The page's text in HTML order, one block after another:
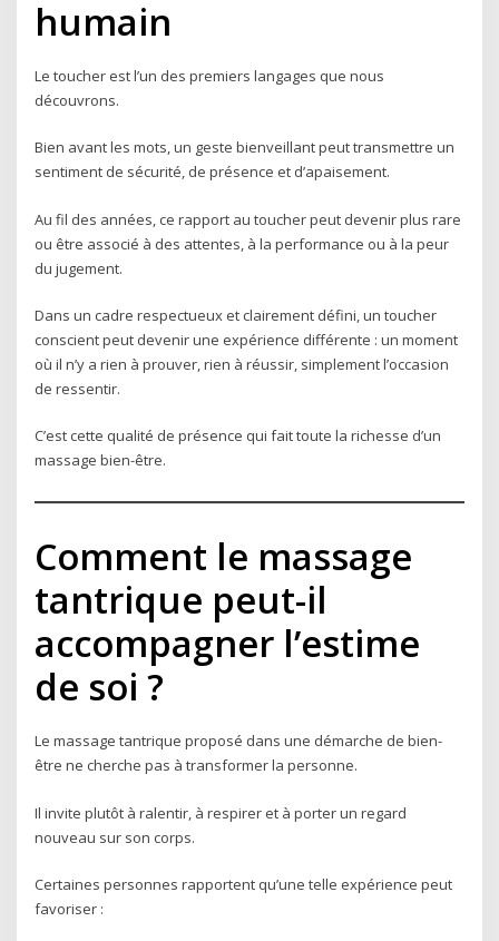
humain
Le toucher est l’un des premiers langages que nous
découvrons.
Bien avant les mots, un geste bienveillant peut transmettre un
sentiment de sécurité, de présence et d’apaisement.
Au fil des années, ce rapport au toucher peut devenir plus rare
ou être associé à des attentes, à la performance ou à la peur
du jugement.
Dans un cadre respectueux et clairement défini, un toucher
conscient peut devenir une expérience différente : un moment
où il n’y a rien à prouver, rien à réussir, simplement l’occasion
de ressentir.
C’est cette qualité de présence qui fait toute la richesse d’un
massage bien-être.
Comment le massage
tantrique peut-il
accompagner l’estime
de soi ?
Le massage tantrique proposé dans une démarche de bien-
être ne cherche pas à transformer la personne.
Il invite plutôt à ralentir, à respirer et à porter un regard
nouveau sur son corps.
Certaines personnes rapportent qu’une telle expérience peut
favoriser :